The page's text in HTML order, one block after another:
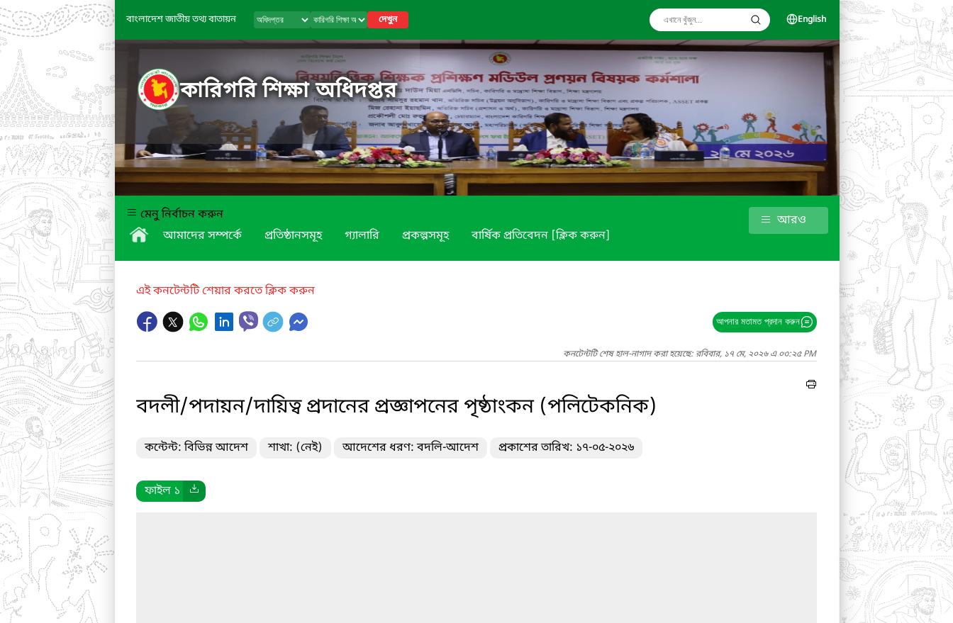
বাংলাদেশ জাতীয় তথ্য বাতায়ন দেখুন English
কারিগরি শিক্ষা অধিদপ্তর
মেনু নির্বাচন করুন
আমাদের সম্পর্কে
প্রতিষ্ঠানসমূহ গ্যালারি প্রকল্পসমূহ বার্ষিক প্রতিবেদন [ক্লিক করুন]
আরও
এই কনটেন্টটি শেয়ার করতে ক্লিক করুন
আপনার মতামত প্রদান করুন
কনটেন্টটি শেষ হাল-নাগাদ করা হয়েছে: রবিবার, ১৭ মে, ২০২৬ এ ০৩:২৫ PM
বদলী/পদায়ন/দায়িত্ব প্রদানের প্রজ্ঞাপনের পৃষ্ঠাংকন (পলিটেকনিক)
কন্টেন্ট: বিভিন্ন আদেশ শাখা: (নেই) আদেশের ধরণ: বদলি-আদেশ প্রকাশের তারিখ: ১৭-০৫-২০২৬
ফাইল ১